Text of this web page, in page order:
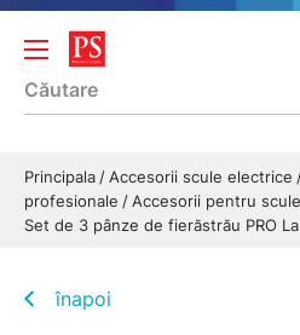
Principala Accesorii scule electrice
profesionale
Accesorii pentru
Set de 3 pânze de fierăstrău PRO
înapoi